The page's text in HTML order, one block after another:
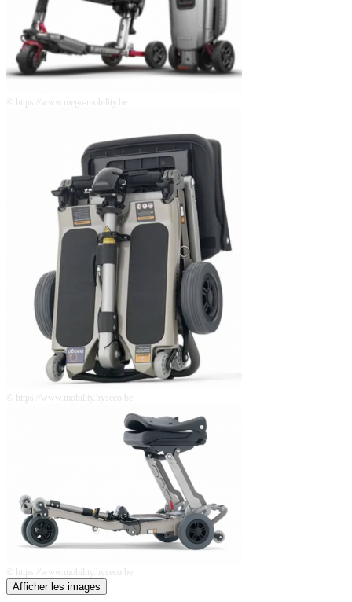
© https://www.mega-mobility.be
© https://www.mobility.hyseco.be
© https://www.mobility.hyseco.be
Afficher les images